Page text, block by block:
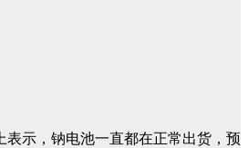
表示，钠电池一直都在正常出货，预